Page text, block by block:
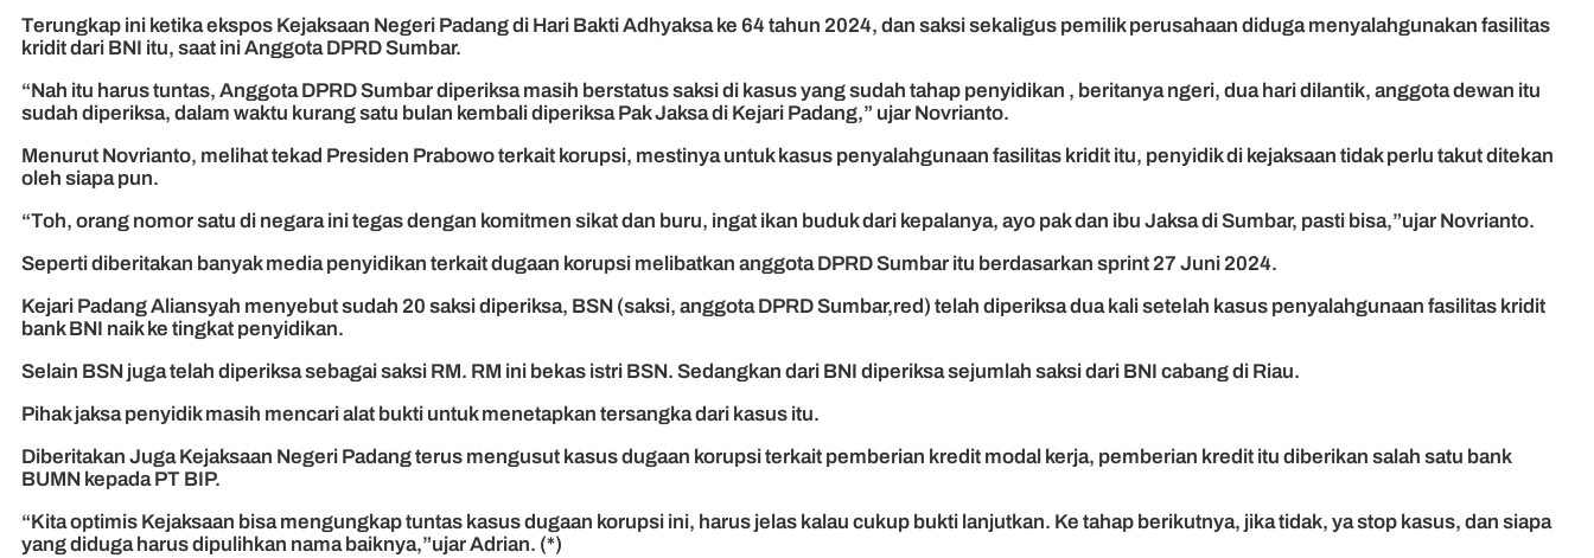
Terungkap ini ketika ekspos Kejaksaan Negeri Padang di Hari Bakti Adhyaksa ke 64 tahun 2024, dan saksi sekaligus pemilik perusahaan diduga menyalahgunakan fasilitas
kridit dari BNI itu, saat ini Anggota DPRD Sumbar.
“Nah itu harus tuntas, Anggota DPRD Sumbar diperiksa masih berstatus saksi di kasus yang sudah tahap penyidikan , beritanya ngeri, dua hari dilantik, anggota dewan itu
sudah diperiksa, dalam waktu kurang satu bulan kembali diperiksa Pak Jaksa di Kejari Padang,” ujar Novrianto.
Menurut Novrianto, melihat tekad Presiden Prabowo terkait korupsi, mestinya untuk kasus penyalahgunaan fasilitas kridit itu, penyidik di kejaksaan tidak perlu takut ditekan
oleh siapa pun.
“Toh, orang nomor satu di negara ini tegas dengan komitmen sikat dan buru, ingat ikan buduk dari kepalanya, ayo pak dan ibu Jaksa di Sumbar, pasti bisa,”ujar Novrianto.
Seperti diberitakan banyak media penyidikan terkait dugaan korupsi melibatkan anggota DPRD Sumbar itu berdasarkan sprint 27 Juni 2024.
Kejari Padang Aliansyah menyebut sudah 20 saksi diperiksa, BSN (saksi, anggota DPRD Sumbar,red) telah diperiksa dua kali setelah kasus penyalahgunaan fasilitas kridit
bank BNI naik ke tingkat penyidikan.
Selain BSN juga telah diperiksa sebagai saksi RM. RM ini bekas istri BSN. Sedangkan dari BNI diperiksa sejumlah saksi dari BNI cabang di Riau.
Pihak jaksa penyidik masih mencari alat bukti untuk menetapkan tersangka dari kasus itu.
Diberitakan Juga Kejaksa­an Negeri Padang terus mengu­sut kasus dugaan korupsi terkait pemberian kredit modal kerja, pem­berian kredit itu diberikan salah satu bank
BUMN kepada PT BIP.
“Kita optimis Kejaksaan bisa mengungkap tuntas kasus dugaan korupsi ini, harus jelas kalau cukup bukti lanjutkan. Ke tahap berikutnya, jika tidak, ya stop kasus, dan siapa
yang diduga harus dipulihkan nama baiknya,”ujar Adrian. (*)